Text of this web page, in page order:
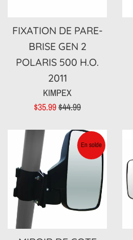
FIXATION DE PARE-
BRISE GEN 2
POLARIS 500 H.O.
2011
KIMPEX
Prix
$35.99Prix
$44.99
En solde